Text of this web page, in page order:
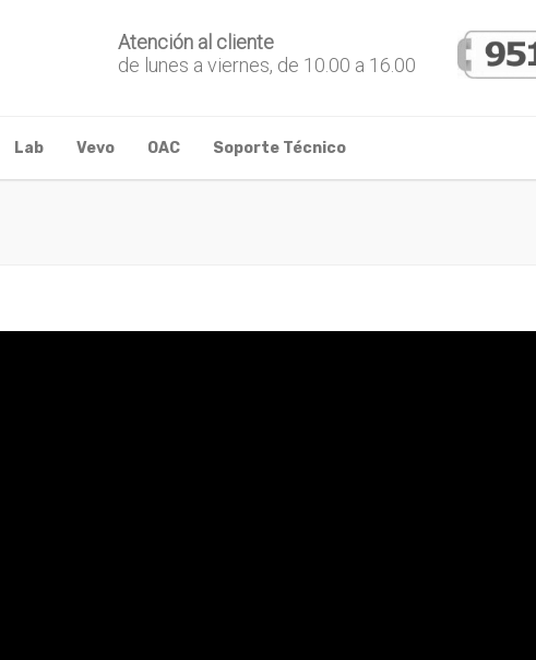
Atención al cliente
de lunes a viernes, de 10.00 a 16.00
Lab Vevo OAC Soporte Técnico